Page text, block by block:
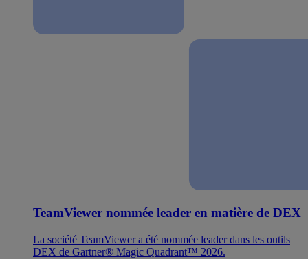
TeamViewer nommée leader en matière de DEX
La société TeamViewer a été nommée leader dans les outils
DEX de Gartner® Magic Quadrant™ 2026.